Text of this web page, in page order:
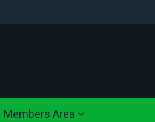
Members Area